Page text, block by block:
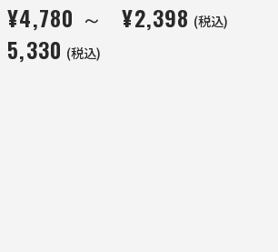
¥4,780 ～
5,330 (税込)
¥2,398 (税込)